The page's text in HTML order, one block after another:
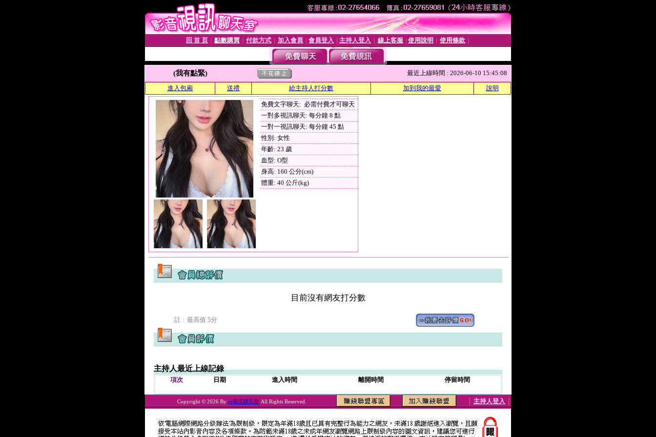
回 首 頁 點數購買 付款方式 加入會員 會員登入 主持人登入 線上客服 使用說明 使用條款
(我有點緊) 最近上線時間 : 2026-06-10 15:45:08
進入包廂 送禮 給主持人打分數 加到我的最愛 說明
免費文字聊天: 必需付費才可聊天
一對多視訊聊天: 每分鐘 8 點
一對一視訊聊天: 每分鐘 45 點
性別: 女性
年齡: 23 歲
血型: O型
身高: 160 公分(cm)
體重: 40 公斤(kg)
目前沒有網友打分數
註﹕最高值 5分
主持人最近上線記錄
項次 日期 進入時間 離開時間 停留時間
Copyright © 2026 By ut視訊聊天室 All Rights Reserved. 主持人登入